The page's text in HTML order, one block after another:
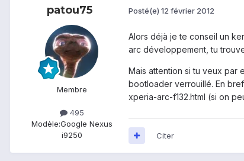
patou75
Membre
495
Modèle:Google Nexus
i9250
Posté(e) 12 février 2012
Alors déjà je te conseil un
arc développement, tu
Mais attention si tu veux par
bootloader verrouillé. En
xperia-arc-f132.html (si on
Citer